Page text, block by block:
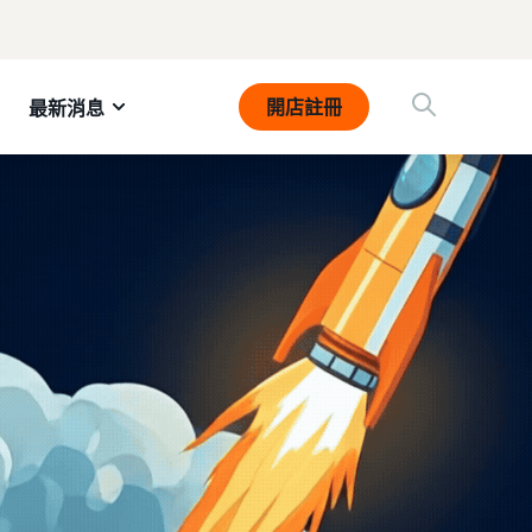
最新消息 開店註冊